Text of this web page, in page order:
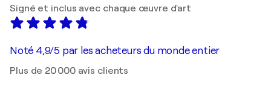
Signé et inclus avec chaque œuvre d'art
Noté 4,9/5 par les acheteurs du monde entier
Plus de 20 000 avis clients